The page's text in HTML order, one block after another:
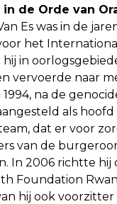
in de Orde van
Es was in de
het
hij in
vervoerde naar
na de
als hoofd
dat er voor
van de
In 2006 richtte hij
Foundation
hij ook